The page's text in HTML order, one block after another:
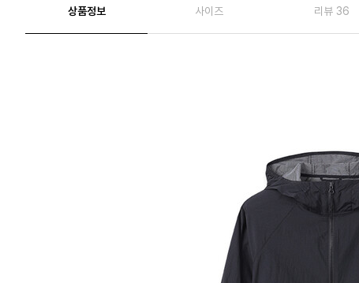
상품정보 사이즈 리뷰 36